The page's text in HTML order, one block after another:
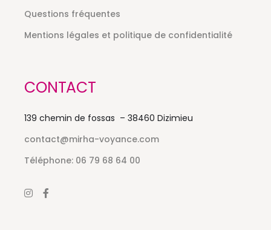
Questions fréquentes
Mentions légales et politique de confidentialité
CONTACT
139 chemin de fossas – 38460 Dizimieu
contact@mirha-voyance.com
Téléphone: 06 79 68 64 00